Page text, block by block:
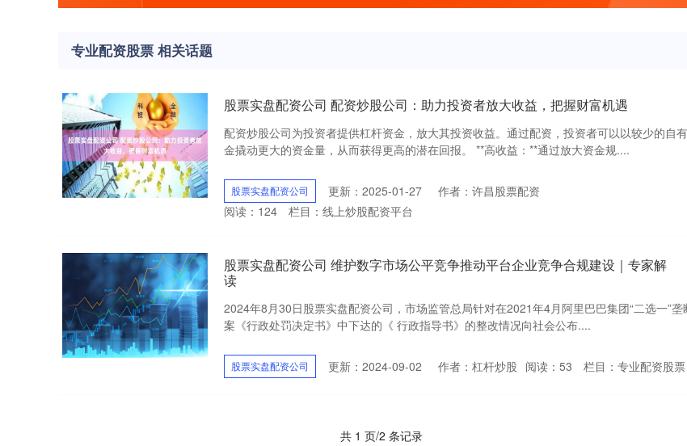
专业配资股票 相关话题
股票实盘配资公司 配资炒股公司：助力投资者放大收益，把握财富机遇
配资炒股公司为投资者提供杠杆资金，放大其投资收益。通过配资，投资者可以以较少的自
金撬动更大的资金量，从而获得更高的潜在回报。 **高收益：**通过放大资金规....
股票实盘配资公司 更新：2025-01-27
作者：许昌股票配资
阅读： 124 栏目： 线上炒股配资平台
股票实盘配资公司 维护数字市场公平竞争推动平台企业竞争合规建设｜专家解
读
2024年8月30日股票实盘配资公司，市场监管总局针对在2021年4月阿里巴巴集团“二选一”垄
案《行政处罚决定书》中下达的《 行政指导书》的整改情况向社会公布....
股票实盘配资公司 更新：2024-09-02 作者：杠杆炒股 阅读： 53 栏目： 专业配资股票
共 1 页/2 条记录